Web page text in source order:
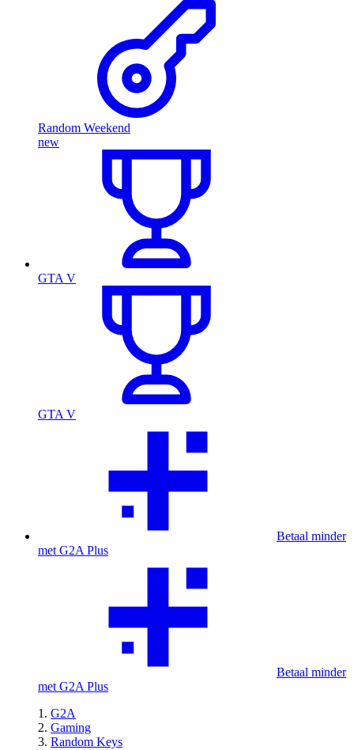
Random Weekend
new
GTA V
GTA V
Betaal minder
met G2A Plus
Betaal minder
met G2A Plus
G2A
Gaming
Random Keys